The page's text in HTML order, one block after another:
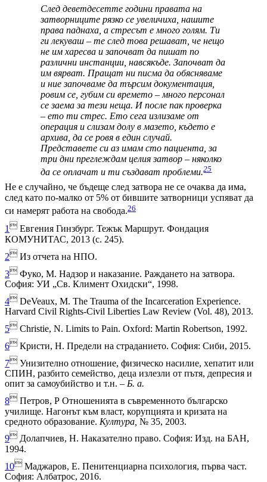
След деветдесетте години правата на
затворниците рязко се увеличиха, нашите
права паднаха, а стресът е много голям. Ти
ги лекуваш – те след това решават, че нещо
не им харесва и започват да пишат по
различни инстанции, навсякъде. Започват да
им вярват. Пращат ни писма да обясняваме
и ние започваме да търсим документация,
ровим се, губим си времето – много персонал
се заема за тези неща. И после пак проверка
– ето ти стрес. Ето сега излизаме от
операция и слизам долу в мазето, където е
архива, да се ровя в един случай.
Представете си аз имам сто пациента, за
три дни преглеждам целия затвор – няколко
да се оплачат и ти създават проблеми.25
Не е случайно, че бъдеще след затвора не се очаква да има,
след като по-малко от 5% от бившите затворници успяват да
си намерят работа на свобода.26
1Евгения Гинзбург. Тежък Маршрут. Фондация
КОМУНИТАС, 2013 (с. 245).
2Из отчета на НПО.
3Фуко, М. Надзор и наказание. Раждането на затвора.
София: УИ „Св. Климент Охидски“, 1998.
4 DeVeaux, M. The Trauma of the Incarceration Experience.
Harvard Civil Rights-Civil Liberties Law Review (Vol. 48), 2013.
5Christie, N. Limits to Pain. Oxford: Martin Robertson, 1992.
6 Кристи, Н. Предели на страданието. София: Сиби, 2015.
7Унизително отношение, физическо насилие, хепатит или
СПИН, разбито семейство, деца излезли от пътя, депресия и
опит за самоубийство и т.н. – Б. а.
8Петров, Р Отношенията в съвременното българско
училище. Нагонът към власт, корупцията и кризата на
средното образование. Култура, № 35, 2003.
9Долапчиев, Н. Наказателно право. София: Изд. на БАН,
1994.
10Маджаров, Е. Пенитенциарна психология, първа част.
София: Албатрос, 2016.